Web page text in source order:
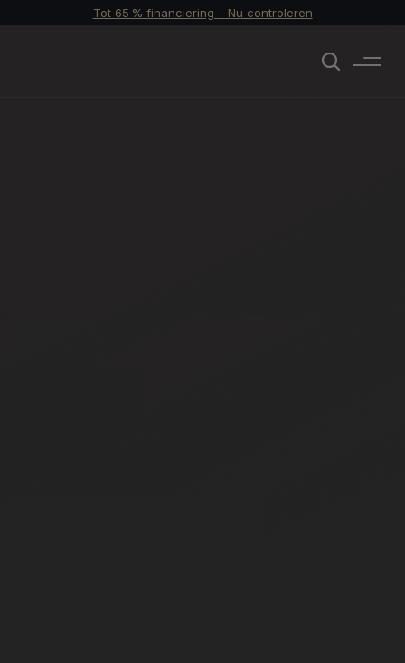
Tot 65 % financiering – Nu controleren